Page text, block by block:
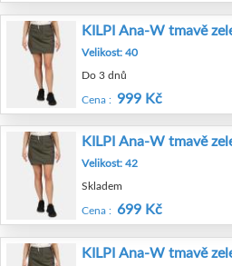
KILPI Ana-W tmavě
Velikost: 40
Do 3 dnů
Cena : 999 Kč
KILPI Ana-W tmavě
Velikost: 42
Skladem
Cena : 699 Kč
KILPI Ana-W tmavě